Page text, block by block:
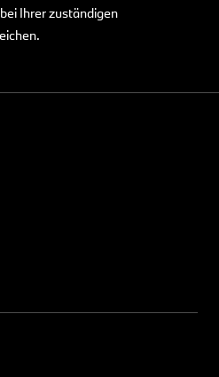
Ihrer zuständigen